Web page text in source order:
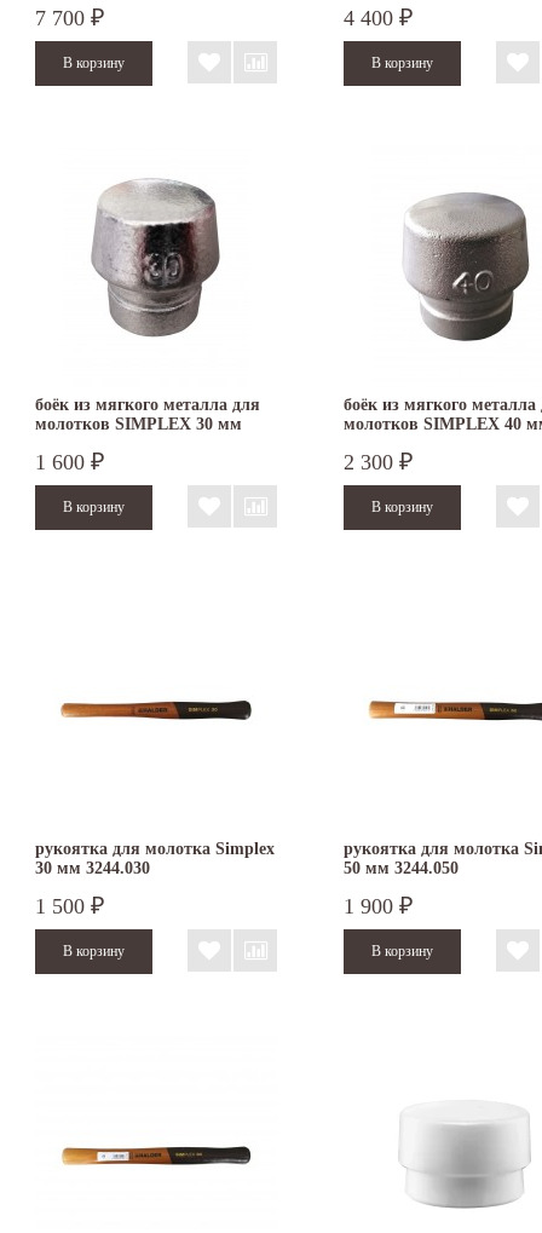
7 700 ₽ 4 400 ₽
боёк из мягкого металла для
молотков SIMPLEX 30 мм
1 600 ₽
боёк из мягкого металла
молотков SIMPLEX 40
2 300 ₽
рукоятка для молотка Simplex
30 мм 3244.030
1 500 ₽
рукоятка для молотка
50 мм 3244.050
1 900 ₽